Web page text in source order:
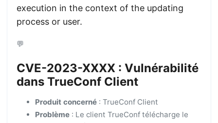
execution in the context of the updating
process or user.
💬
CVE-2023-XXXX : Vulnérabilité
dans TrueConf Client
Produit concerné: TrueConf Client
Problème: Le client TrueConf télécharge le